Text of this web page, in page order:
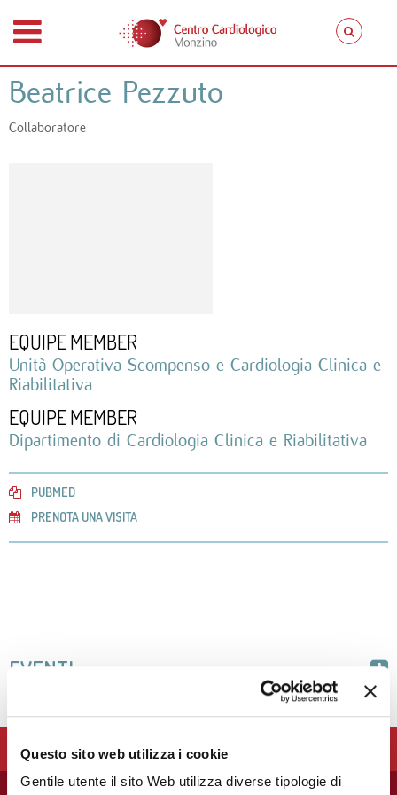
Questo sito web utilizza i cookie
Gentile utente il sito Web utilizza diverse tipologie di
Beatrice Pezzuto
Collaboratore
EQUIPE MEMBER
Unità Operativa Scompenso e Cardiologia Clinica e
Riabilitativa
EQUIPE MEMBER
Dipartimento di Cardiologia Clinica e Riabilitativa
PUBMED
PRENOTA UNA VISITA
EVENTI
FOCUS ON: IL PAZIENTE
SCOMPENSATO IN TERAPIA
ANTICOAGULANTE DAL
CLINICHE E DI RICERCA DEL MONZINO. SOSTIENILA!